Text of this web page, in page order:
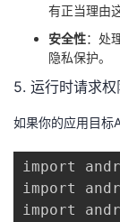
有正当理由
安全性：处
隐私保护。
5. 运行时请求权
如果你的应用目标
import
import
import